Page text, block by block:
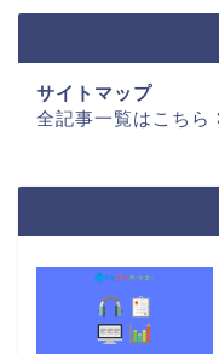
サイトマップ
全記事一覧はこちら